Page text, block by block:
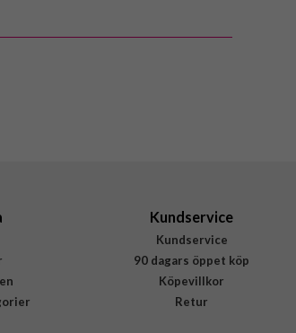
Svart
Kundservice
Kundservice
90 dagars öppet köp
Köpevillkor
Retur